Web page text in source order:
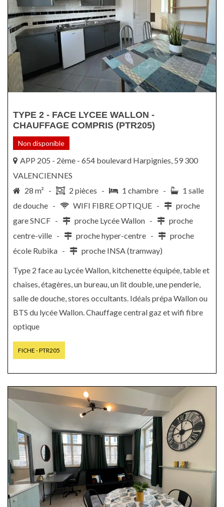
TYPE 2 - FACE LYCEE WALLON -
CHAUFFAGE COMPRIS (PTR205)
Non disponible
APP 205 - 2ème - 654 boulevard Harpignies, 59 300
VALENCIENNES
28 m² -
2 pièces - 1 chambre -
1 salle
de douche -
WIFI FIBRE OPTIQUE -
proche
gare SNCF -
proche Lycée Wallon -
proche
centre-ville -
proche hyper-centre -
proche
école Rubika -
proche INSA (tramway)
Type 2 face au Lycée Wallon, kitchenette équipée, table et
chaises, étagères, un bureau, un lit double, une penderie,
salle de douche, stores occultants. Idéals prépa Wallon ou
BTS du lycée Wallon. Chauffage central gaz et wifi fibre
optique
FICHE - PTR205